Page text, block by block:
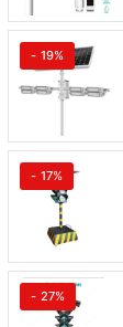
- 19%
- 17%
- 27%